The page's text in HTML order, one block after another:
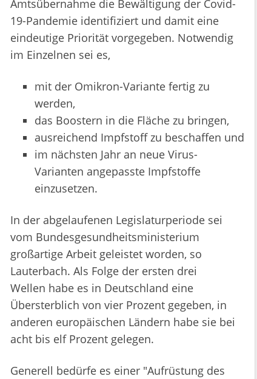
Amtsübernahme die Bewältigung der Covid-
19-Pandemie identifiziert und damit eine
eindeutige Priorität vorgegeben. Notwendig
im Einzelnen sei es,
mit der Omikron-Variante fertig zu
werden,
das Boostern in die Fläche zu bringen,
ausreichend Impfstoff zu beschaffen und
im nächsten Jahr an neue Virus-
Varianten angepasste Impfstoffe
einzusetzen.
In der abgelaufenen Legislaturperiode sei
vom Bundesgesundheitsministerium
großartige Arbeit geleistet worden, so
Lauterbach. Als Folge der ersten drei
Wellen habe es in Deutschland eine
Übersterblich von vier Prozent gegeben, in
anderen europäischen Ländern habe sie bei
acht bis elf Prozent gelegen.
Generell bedürfe es einer "Aufrüstung des